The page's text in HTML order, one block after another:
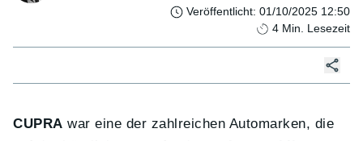
Veröffentlicht: 01/10/2025 12:50
4 Min. Lesezeit
CUPRA war eine der zahlreichen Automarken, die